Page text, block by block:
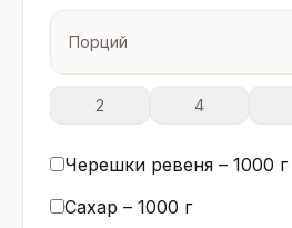
Порций
2 4
Черешки ревеня – 1000 г
Сахар – 1000 г